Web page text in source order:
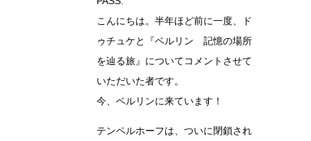
こんにちは。半年ほど前に一度、ド
ゥチュケと『ベルリン 記憶の場所
を辿る旅』についてコメントさせて
いただいた者です。
今、ベルリンに来ています！
テンペルホーフは、ついに閉鎖され